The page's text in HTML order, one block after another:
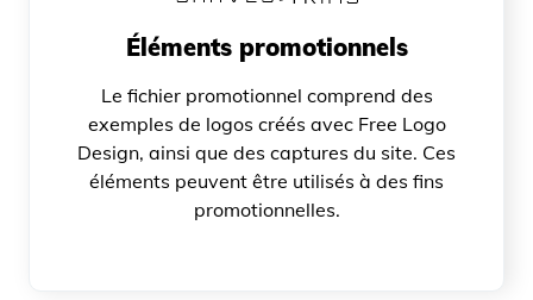
Éléments promotionnels
Le fichier promotionnel comprend des
exemples de logos créés avec Free Logo
Design, ainsi que des captures du site. Ces
éléments peuvent être utilisés à des fins
promotionnelles.